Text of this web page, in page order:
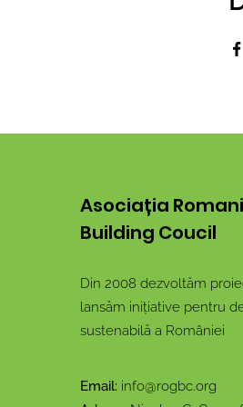
Asociația
Building Coucil
Din 2008 dezvoltăm
lansăm inițiative pentru
sustenabilă a României
Email: info@rogbc.org